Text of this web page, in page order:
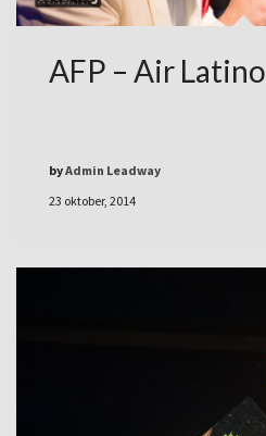
AFP – Air Latino
23 oktober, 2014
byAdmin Leadway